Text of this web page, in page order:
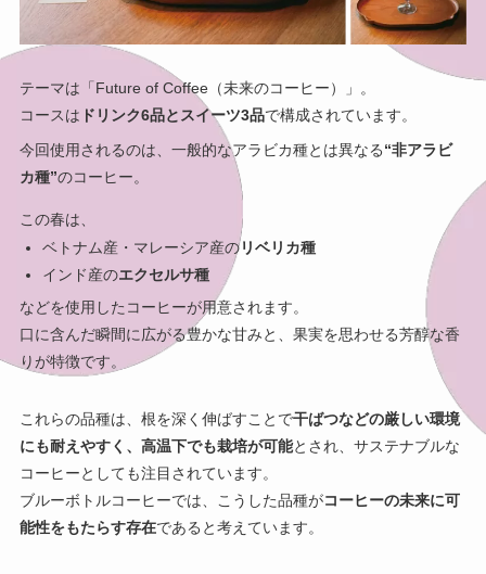
テーマは「Future of Coffee（未来のコーヒー）」。
コースは ドリンク6品とスイーツ3品で構成されています。
今回使用されるのは、一般的なアラビカ種とは異なる“非アラビ
カ種”のコーヒー。
この春は、
ベトナム産・マレーシア産のリベリカ種
インド産のエクセルサ種
などを使用したコーヒーが用意されます。
口に含んだ瞬間に広がる豊かな甘みと、果実を思わせる芳醇な香
りが特徴です。
これらの品種は、根を深く伸ばすことで干ばつなどの厳しい環境
にも耐えやすく、高温下でも栽培が可能とされ、サステナブルな
コーヒーとしても注目されています。
ブルーボトルコーヒーでは、こうした品種がコーヒーの未来に可
能性をもたらす存在であると考えています。